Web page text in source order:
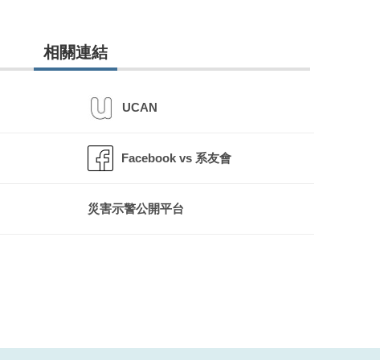
相關連結
UCAN
Facebook vs 系友會
災害示警公開平台